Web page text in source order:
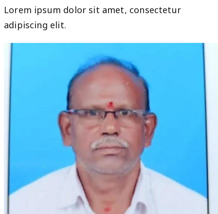
Lorem ipsum dolor sit amet, consectetur
adipiscing elit.